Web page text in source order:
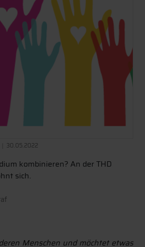
30.05.2022
kombinieren? An der THD
sich.
Menschen und möchtet etwas